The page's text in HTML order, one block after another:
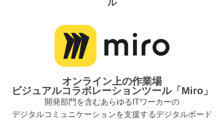
ル
オンライン上の作業場
ビジュアルコラボレーションツール「Miro」
開発部門を含むあらゆるITワーカーの
デジタルコミュニケーションを支援するデジタルボード